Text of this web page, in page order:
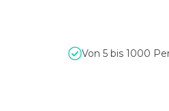
Von 5 bis 1000